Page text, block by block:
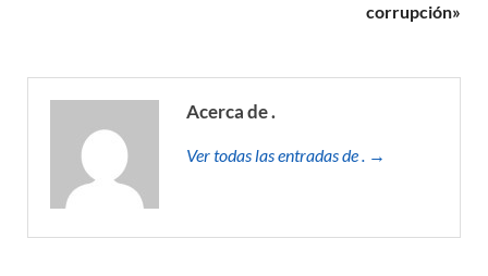
corrupción»
Acerca de .
Ver todas las entradas de . →